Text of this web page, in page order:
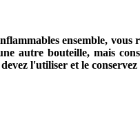
ensemble,
autre bouteille, mais
l'utiliser et le